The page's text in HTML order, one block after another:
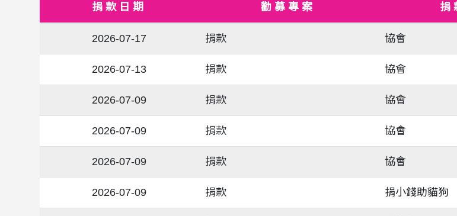
捐款日期 勸募專案 捐
2026-07-17 捐款 協會
2026-07-13 捐款 協會
2026-07-09 捐款 協會
2026-07-09 捐款 協會
2026-07-09 捐款 協會
2026-07-09 捐款 捐小錢助貓狗